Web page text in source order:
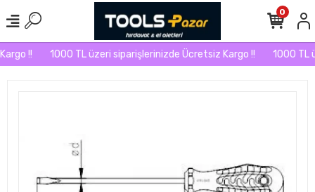
!! 1000 TL üzeri siparişlerinizde Ücretsiz Kargo !! 1000 TL
0